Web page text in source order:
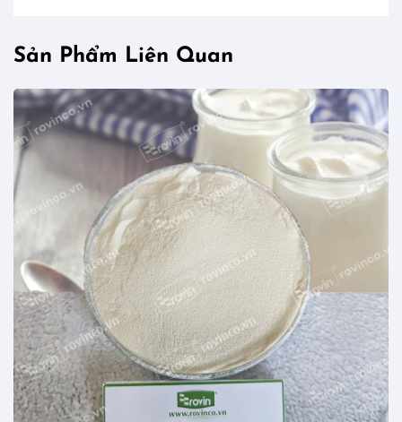
Sản Phẩm Liên Quan